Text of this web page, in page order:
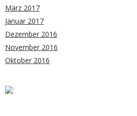
März 2017
Januar 2017
Dezember 2016
November 2016
Oktober 2016